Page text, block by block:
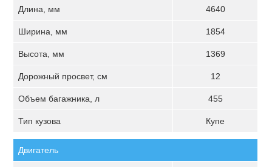
Длина, мм 4640
Ширина, мм 1854
Высота, мм 1369
Дорожный просвет, см 12
Объем багажника, л 455
Тип кузова Купе
Двигатель